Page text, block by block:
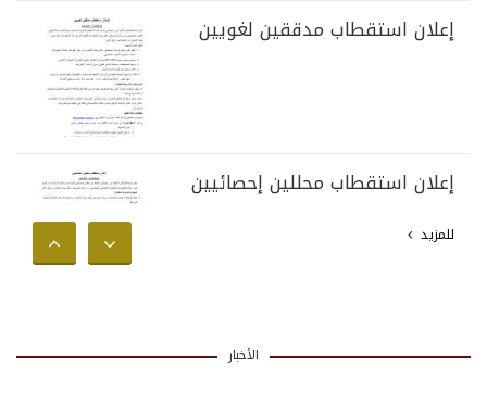
إعلان استقطاب مدققين لغويين
إعلان استقطاب محللين إحصائيين
للمزيد
الأخبار